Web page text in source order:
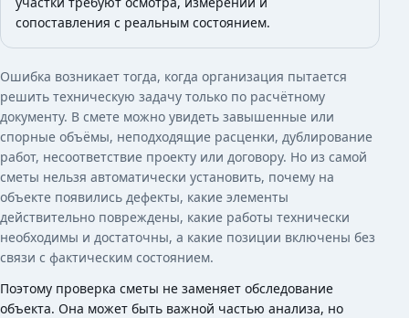
сопоставления с реальным состоянием.
Ошибка возникает тогда, когда организация пытается
решить техническую задачу только по расчётному
документу. В смете можно увидеть завышенные или
спорные объёмы, неподходящие расценки, дублирование
работ, несоответствие проекту или договору. Но из самой
сметы нельзя автоматически установить, почему на
объекте появились дефекты, какие элементы
действительно повреждены, какие работы технически
необходимы и достаточны, а какие позиции включены без
связи с фактическим состоянием.
Поэтому проверка сметы не заменяет обследование
объекта. Она может быть важной частью анализа, но